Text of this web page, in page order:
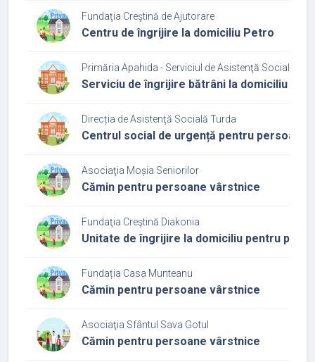
Fundaţia Creştină de Ajutorare
Centru de îngrijire la domiciliu Petro
Primăria Apahida - Serviciul de Asistenţă Socială
Serviciu de îngrijire bătrâni la domiciliu
Direcția de Asistenţă Socială Turda
Centrul social de urgență pentru persoane
Asociaţia Moșia Seniorilor
Cămin pentru persoane vârstnice
Fundaţia Creştină Diakonia
Unitate de îngrijire la domiciliu pentru
Fundația Casa Munteanu
Cămin pentru persoane vârstnice
Asociaţia Sfântul Sava Gotul
Cămin pentru persoane vârstnice